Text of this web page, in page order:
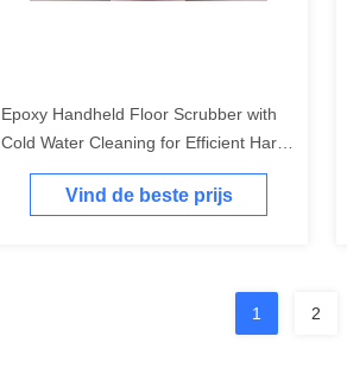
Epoxy Handheld Floor Scrubber with
Cold Water Cleaning for Efficient Hard
Floor Maintenance
Vind de beste prijs
1 2